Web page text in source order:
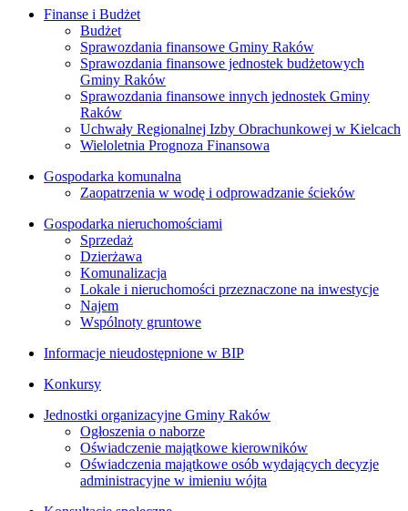
Finanse i Budżet
Budżet
Sprawozdania finansowe Gminy Raków
Sprawozdania finansowe jednostek budżetowych
Gminy Raków
Sprawozdania finansowe innych jednostek Gminy
Raków
Uchwały Regionalnej Izby Obrachunkowej w Kielcach
Wieloletnia Prognoza Finansowa
Gospodarka komunalna
Zaopatrzenia w wodę i odprowadzanie ścieków
Gospodarka nieruchomościami
Sprzedaż
Dzierżawa
Komunalizacja
Lokale i nieruchomości przeznaczone na inwestycje
Najem
Wspólnoty gruntowe
Informacje nieudostępnione w BIP
Konkursy
Jednostki organizacyjne Gminy Raków
Ogłoszenia o naborze
Oświadczenie majątkowe kierowników
Oświadczenia majątkowe osób wydających decyzje
administracyjne w imieniu wójta